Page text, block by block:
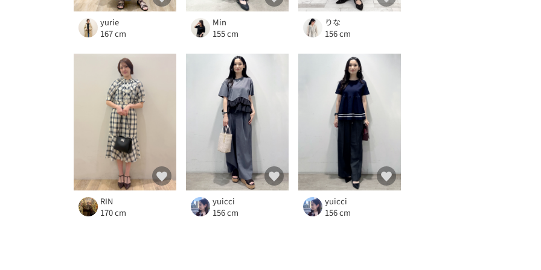
yurie
167 cm
Min
155 cm
りな
156 cm
RIN
170 cm
yuicci
156 cm
yuicci
156 cm